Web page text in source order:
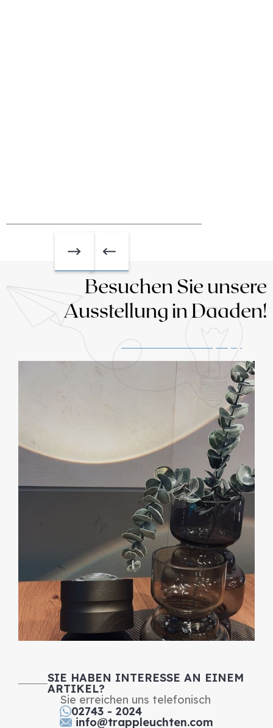
Besuchen Sie unsere
Ausstellung in Daaden!
SIE HABEN INTERESSE AN EINEM
ARTIKEL?
Sie erreichen uns telefonisch
02743 - 2024
info@trappleuchten.com